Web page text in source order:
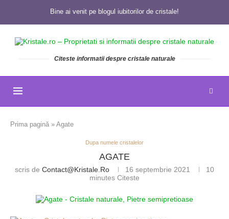
Bine ai venit pe blogul iubitorilor de cristale!
Citeste informatii despre cristale naturale
Prima pagină » Agate
Dupa numele cristalelor
AGATE
scris de Contact@kristale.ro 16 septembrie 2021
10
minutes Citeste